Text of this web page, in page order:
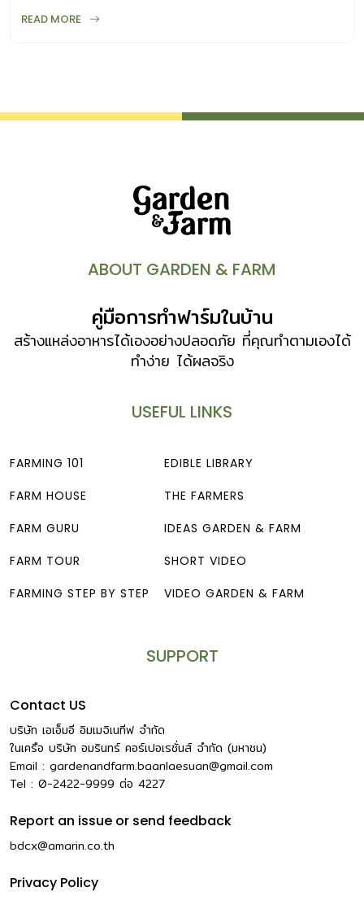
READ MORE
ABOUT GARDEN & FARM
คู่มือการทำฟาร์มในบ้าน
สร้างแหล่งอาหารได้เองอย่างปลอดภัย ที่คุณทำตามเองได้
ทำง่าย ได้ผลจริง
USEFUL LINKS
FARMING 101
FARM HOUSE
FARM GURU
FARM TOUR
FARMING STEP BY STEP
EDIBLE LIBRARY
THE FARMERS
IDEAS GARDEN & FARM
SHORT VIDEO
VIDEO GARDEN & FARM
SUPPORT
Contact US
บริษัท เอเอ็มอี อิมเมจิเนทีฟ จำกัด
ในเครือ บริษัท อมรินทร์ คอร์เปอเรชั่นส์ จำกัด (มหาชน)
Email : gardenandfarm.baanlaesuan@gmail.com
Tel : 0-2422-9999 ต่อ 4227
Report an issue or send feedback
bdcx@amarin.co.th
Privacy Policy